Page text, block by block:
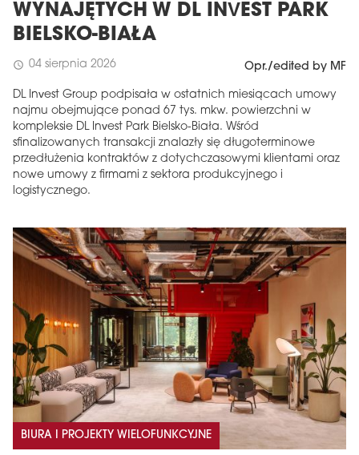
WYNAJĘTYCH W DL INVEST PARK
BIELSKO-BIAŁA
schedule 04 sierpnia 2026 Opr./edited by MF
DL Invest Group podpisała w ostatnich miesiącach umowy
najmu obejmujące ponad 67 tys. mkw. powierzchni w
kompleksie DL Invest Park Bielsko-Biała. Wśród
sfinalizowanych transakcji znalazły się długoterminowe
przedłużenia kontraktów z dotychczasowymi klientami oraz
nowe umowy z firmami z sektora produkcyjnego i
logistycznego.
BIURA I PROJEKTY WIELOFUNKCYJNE